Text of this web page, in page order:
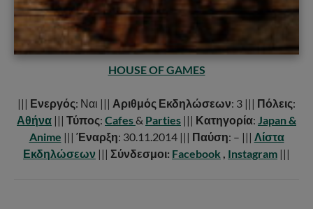
HOUSE OF GAMES
||| Ενεργός: Ναι ||| Αριθμός Εκδηλώσεων: 3 ||| Πόλεις:
Αθήνα ||| Τύπος: Cafes& Parties ||| Κατηγορία: Japan &
Anime ||| Έναρξη: 30.11.2014 ||| Παύση: – ||| Λίστα
Εκδηλώσεων ||| Σύνδεσμοι: Facebook , Instagram |||